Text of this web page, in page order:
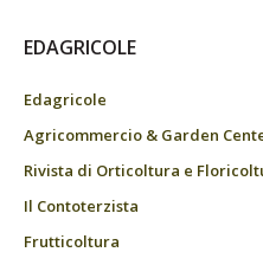
EDAGRICOLE
Edagricole
Agricommercio & Garden
Rivista di Orticoltura e
Il Contoterzista
Frutticoltura